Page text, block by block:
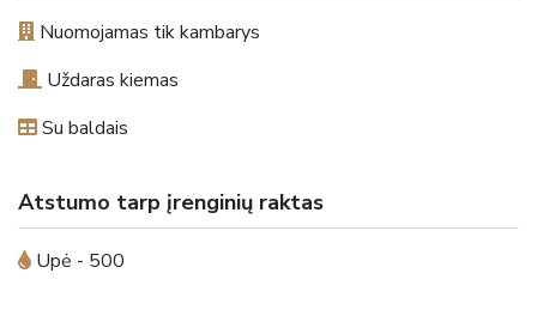
Nuomojamas tik kambarys
Uždaras kiemas
Su baldais
Atstumo tarp įrenginių raktas
Upė - 500